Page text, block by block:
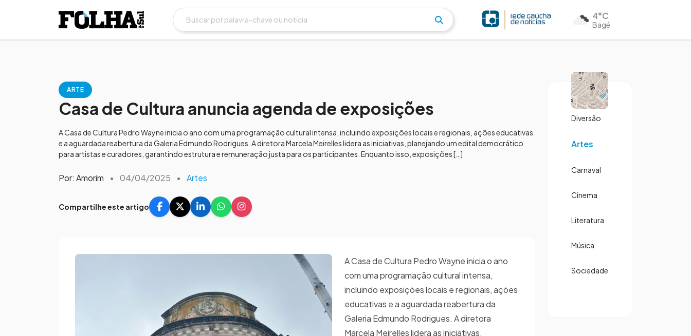
4°C
Bagé
ARTE
Casa de Cultura anuncia agenda de exposições
A Casa de Cultura Pedro Wayne inicia o ano com uma programação cultural intensa, incluindo exposições locais e regionais, ações educativas
e a aguardada reabertura da Galeria Edmundo Rodrigues. A diretora Marcela Meirelles lidera as iniciativas, planejando um edital democrático
para artistas e curadores, garantindo estrutura e remuneração justa para os participantes. Enquanto isso, exposições […]
Por: Amorim • 04/04/2025 • Artes
Compartilhe este artigo
A Casa de Cultura Pedro Wayne inicia o ano
com uma programação cultural intensa,
incluindo exposições locais e regionais, ações
educativas e a aguardada reabertura da
Galeria Edmundo Rodrigues. A diretora
Marcela Meirelles lidera as iniciativas,
Diversão
Artes
Carnaval
Cinema
Literatura
Música
Sociedade